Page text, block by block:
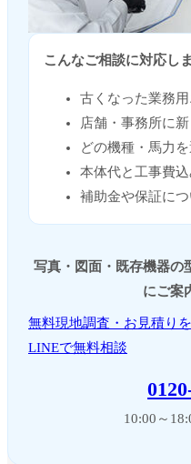
こんなご相談に対応し
古くなった業務
店舗・事務所に
どの機種・馬力
本体代と工事費
補助金や保証に
写真・図面・既存機器の
にご案
無料現地調査・お見積り
LINEで無料相談
10:00～